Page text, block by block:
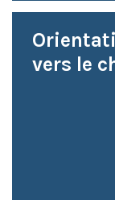
vers le